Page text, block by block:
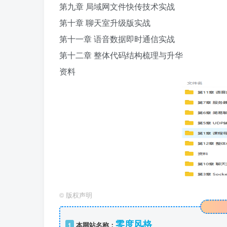
第九章 局域网文件快传技术实战
第十章 聊天室升级版实战
第十一章 语音数据即时通信实战
第十二章 整体代码结构梳理与升华
资料
© 版权声明
1 本网站名称： 零度风格